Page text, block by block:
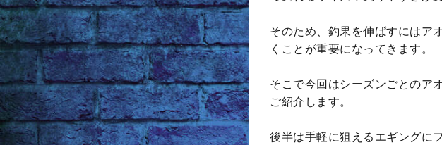
そのため、釣果を伸ばすにはア
くことが重要になってきます。
そこで今回はシーズンごとのア
ご紹介します。
後半は手軽に狙えるエギングに